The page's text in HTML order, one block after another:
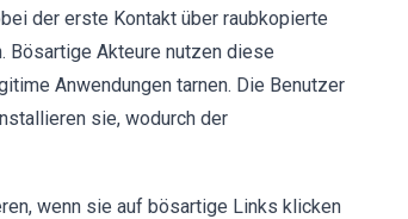
der erste Kontakt über raubkopierte
Bösartige Akteure nutzen diese
Anwendungen tarnen. Die Benutzer
sie, wodurch der
wenn sie auf bösartige Links klicken